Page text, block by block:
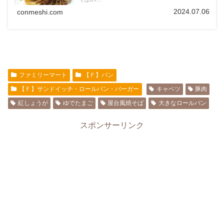
conmeshi.com 2024.07.06
ファミリーマート
【Ｆ】パン
【Ｆ】サンドイッチ・ロールパン・バーガー
キャベツ
豚肉
紅しょうが
ゆでたまご 屋台風焼そば 大きなロールパン
スポンサーリンク